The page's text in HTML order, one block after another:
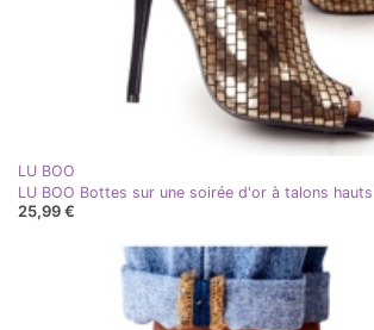
LU BOO
LU BOO Bottes sur une soirée d'or à talons
25,99 €